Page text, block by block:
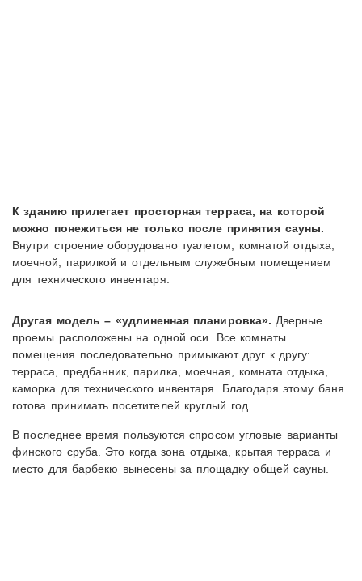
К зданию прилегает просторная терраса, на которой
можно понежиться не только после принятия сауны.
Внутри строение оборудовано туалетом, комнатой отдыха,
моечной, парилкой и отдельным служебным помещением
для технического инвентаря.
Другая модель – «удлиненная планировка». Дверные
проемы расположены на одной оси. Все комнаты
помещения последовательно примыкают друг к другу:
терраса, предбанник, парилка, моечная, комната отдыха,
каморка для технического инвентаря. Благодаря этому баня
готова принимать посетителей круглый год.
В последнее время пользуются спросом угловые варианты
финского сруба. Это когда зона отдыха, крытая терраса и
место для барбекю вынесены за площадку общей сауны.